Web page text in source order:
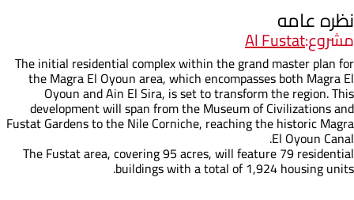
نظره عامه
مشروع:Al Fustat
The initial residential complex within the grand master plan for
the Magra El Oyoun area, which encompasses both Magra El
Oyoun and Ain El Sira, is set to transform the region. This
development will span from the Museum of Civilizations and
Fustat Gardens to the Nile Corniche, reaching the historic Magra
El Oyoun Canal.
The Fustat area, covering 95 acres, will feature 79 residential
buildings with a total of 1,924 housing units.